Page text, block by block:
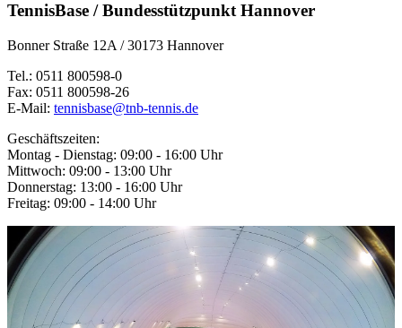
TennisBase / Bundesstützpunkt Hannover
Bonner Straße 12A / 30173 Hannover
Tel.: 0511 800598-0
Fax: 0511 800598-26
E-Mail: tennisbase@tnb-tennis.de
Geschäftszeiten:
Montag - Dienstag: 09:00 - 16:00 Uhr
Mittwoch: 09:00 - 13:00 Uhr
Donnerstag: 13:00 - 16:00 Uhr
Freitag: 09:00 - 14:00 Uhr